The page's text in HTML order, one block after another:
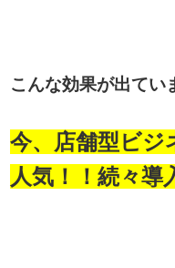
こんな効果が出てい
今、店舗型ビジ
人気！！続々導